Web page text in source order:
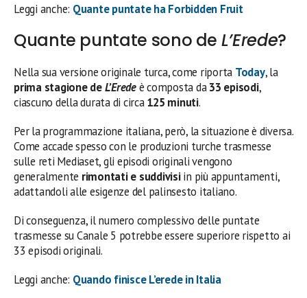
Leggi anche: Quante puntate ha Forbidden Fruit
Quante puntate sono de L’Erede?
Nella sua versione originale turca, come riporta Today, la
prima stagione deL’Eredeè composta da33 episodi,
ciascuno della durata di circa125 minuti.
Per la programmazione italiana, però, la situazione è diversa.
Come accade spesso con le produzioni turche trasmesse
sulle reti Mediaset, gli episodi originali vengono
generalmente rimontati e suddivisiin più appuntamenti,
adattandoli alle esigenze del palinsesto italiano.
Di conseguenza, il numero complessivo delle puntate
trasmesse su Canale 5 potrebbe essere superiore rispetto ai
33 episodi originali.
Leggi anche: Quando finisce L’erede in Italia